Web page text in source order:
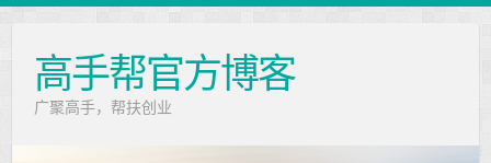
高手帮官方博客
广聚高手，帮扶创业